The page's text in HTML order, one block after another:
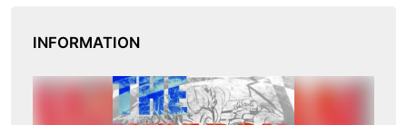
INFORMATION